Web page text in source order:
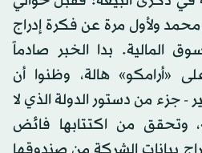
محمد ولأول مرة عن فكرة إدراج
المالية. بدا الخبر صادماً
«أرامكو» هالة، وظنوا أن
- جزء من دستور الدولة الذي لا
وتحقق من اكتتابها فائض